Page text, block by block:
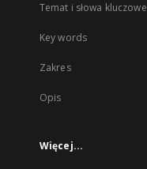
Temat i słowa kluczowe
Key words
Zakres
Opis
Więcej...